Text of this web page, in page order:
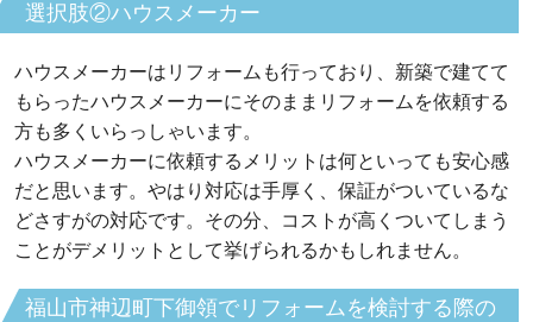
選択肢②ハウスメーカー
ハウスメーカーはリフォームも行っており、新築で建てて
もらったハウスメーカーにそのままリフォームを依頼する
方も多くいらっしゃいます。
ハウスメーカーに依頼するメリットは何といっても安心感
だと思います。やはり対応は手厚く、保証がついているな
どさすがの対応です。その分、コストが高くついてしまう
ことがデメリットとして挙げられるかもしれません。
福山市神辺町下御領でリフォームを検討する際の